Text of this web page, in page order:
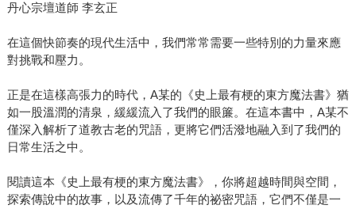
丹心宗壇道師 李玄正
在這個快節奏的現代生活中，我們常常需要一些特別的力量來應
對挑戰和壓力。
正是在這樣高張力的時代，A某的《史上最有梗的東方魔法書》猶
如一股溫潤的清泉，緩緩流入了我們的眼簾。在這本書中，A某不
僅深入解析了道教古老的咒語，更將它們活潑地融入到了我們的
日常生活之中。
閱讀這本《史上最有梗的東方魔法書》，你將超越時間與空間，
探索傳說中的故事，以及流傳了千年的祕密咒語，它們不僅是一